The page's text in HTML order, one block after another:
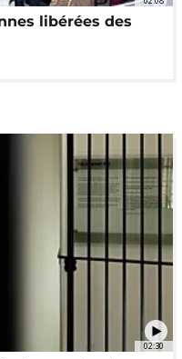
libérées des
02:30